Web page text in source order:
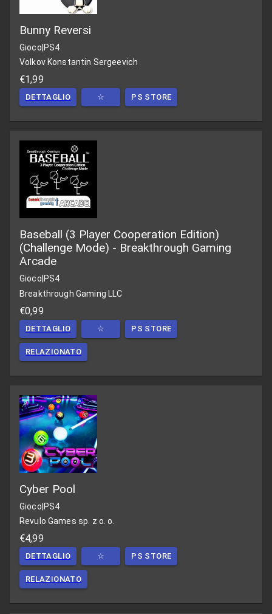
Bunny Reversi
Gioco|PS4
Volkov Konstantin Sergeevich
€1,99
DETTAGLIO ☆ PS STORE
Baseball (3 Player Cooperation Edition)
(Challenge Mode) - Breakthrough Gaming
Arcade
Gioco PS4
Breakthrough Gaming LLC
€0,99
DETTAGLIO ☆ PS STORE
RELAZIONATO
Cyber Pool
Gioco|PS4
Revulo Games sp. z o. o.
€4,99
DETTAGLIO ☆ PS STORE
RELAZIONATO